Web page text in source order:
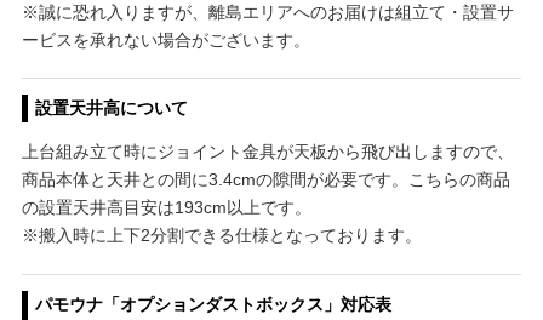
※誠に恐れ入りますが、離島エリアへのお届けは組立て・設置サ
ービスを承れない場合がございます。
設置天井高について
上台組み立て時にジョイント金具が天板から飛び出しますので、
商品本体と天井との間に3.4cmの隙間が必要です。こちらの商品
の設置天井高目安は193cm以上です。
※搬入時に上下2分割できる仕様となっております。
パモウナ「オプションダストボックス」対応表